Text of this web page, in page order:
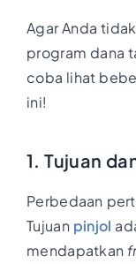
Agar Anda
program dana
coba lihat
ini!
1. Tujuan
Perbedaan
Tujuan pinjol
mendapatkan